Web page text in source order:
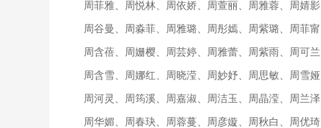
周菲雅、周悦林、周依娇、周萱丽、周雅蓉、周婧影
周谷曼、周淼菲、周雅璐、周彤嫣、周紫璐、周菲甯
周含蓓、周姗樱、周芸婷、周雅蕾、周紫雨、周可兰
周含雪、周娜红、周晓滢、周妙妤、周思敏、周雪娅
周河灵、周筠溪、周嘉淑、周洁玉、周晶滢、周兰泽
周华媚、周春玦、周蓉蔓、周彦嫙、周秋白、周优琦